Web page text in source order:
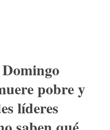
pobre y
líderes